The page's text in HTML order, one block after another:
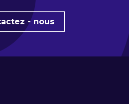
- nous